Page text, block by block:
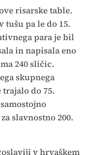
risarske table.
tušu pa le do 15.
para je bil
in napisala eno
240 sličic.
skupnega
do 75.
slavnostno 200.
v hrvaškem